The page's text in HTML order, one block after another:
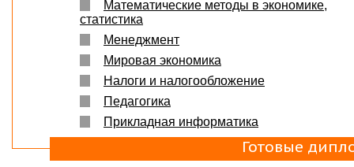
Математические методы в экономике,
статистика
Менеджмент
Мировая экономика
Налоги и налогообложение
Педагогика
Прикладная информатика
Готовые